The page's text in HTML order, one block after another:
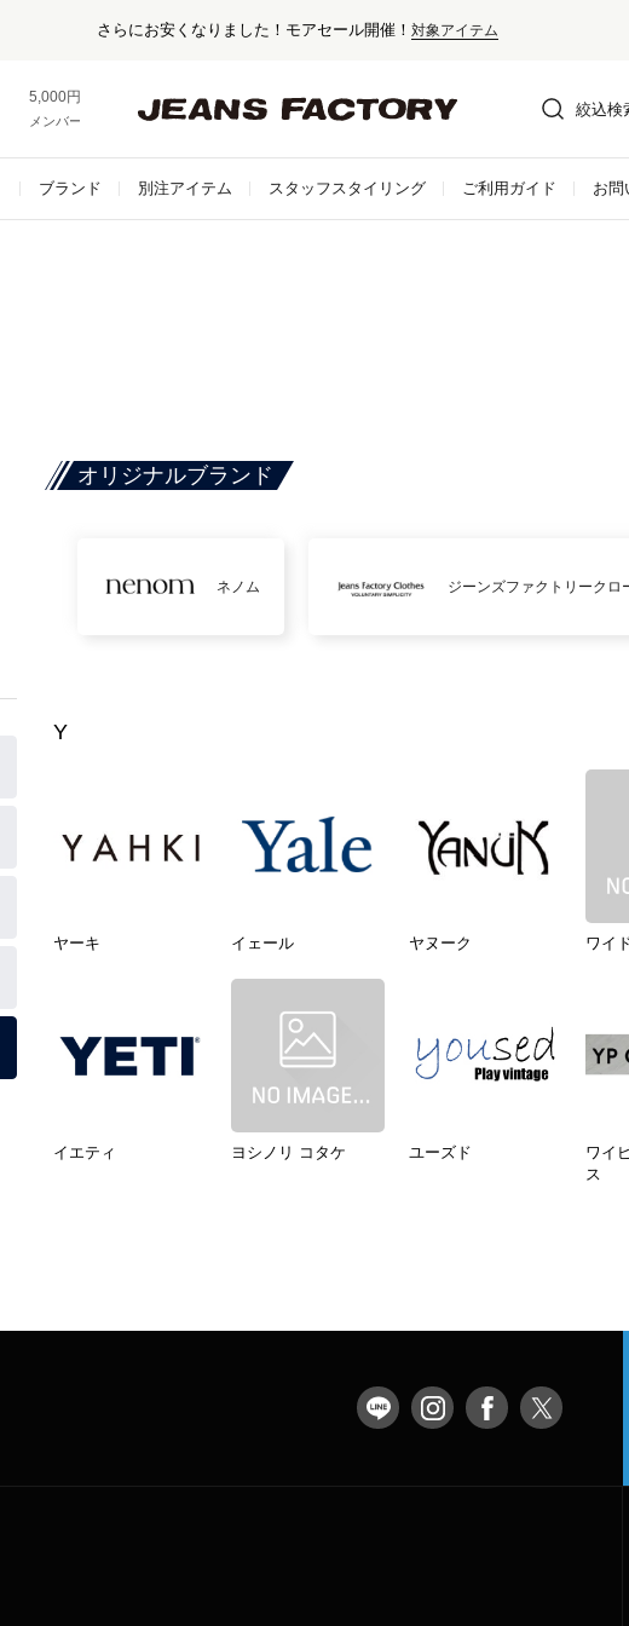
さらにお安くなりました！モアセール開催！ 対象アイテム
5,000円以上お買い上げで送料無料！
メンバー登録でお得な情報をゲット。さらに詳しく
絞込検
ブランド 別注アイテム スタッフスタイリング ご利用ガイド お問
オリジナルブランド
ネノム ジーンズファクトリークロ
Y
ヤーキ イェール ヤヌーク ワイ
イエティ ヨシノリ コタケ ユーズド
ワイ
ス